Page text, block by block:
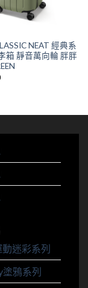
NEAT 經典系
箱 靜音萬向輪 胖胖
迷彩系列
鴉系列